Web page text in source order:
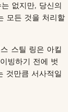
없지만, 당신의
모든 것을 처리할
스틸 링은 아킬
빙하기 전에 벗
것만큼 서사적일